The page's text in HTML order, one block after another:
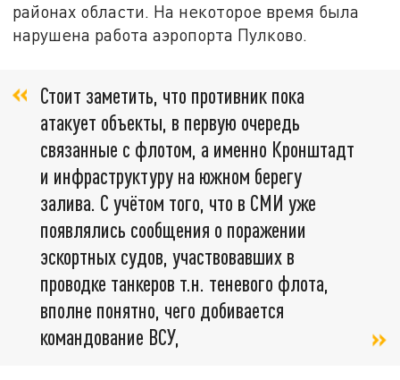
районах области. На некоторое время была
нарушена работа аэропорта Пулково.
Стоит заметить, что противник пока
атакует объекты, в первую очередь
связанные с флотом, а именно Кронштадт
и инфраструктуру на южном берегу
залива. С учётом того, что в СМИ уже
появлялись сообщения о поражении
эскортных судов, участвовавших в
проводке танкеров т.н. теневого флота,
вполне понятно, чего добивается
командование ВСУ,